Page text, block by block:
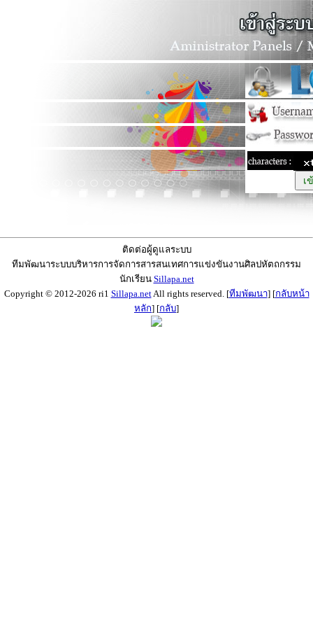
ติดต่อผู้ดูแลระบบ
ทีมพัฒนาระบบบริหารการจัดการสารสนเทศการแข่งขันงานศิลปหัตถกรรม
นักเรียน Sillapa.net
Copyright © 2012-2026 ri1 Sillapa.netAll rights reserved. [ทีมพัฒนา] [กลับหน้า
หลัก] [กลับ]